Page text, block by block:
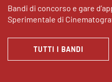
Bandi di concorso e gare
Sperimentale di
TUTTI I BANDI